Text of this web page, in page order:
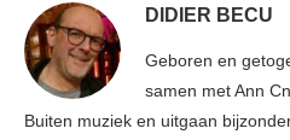
DIDIER BECU
Geboren en
samen met Ann
Buiten muziek en uitgaan